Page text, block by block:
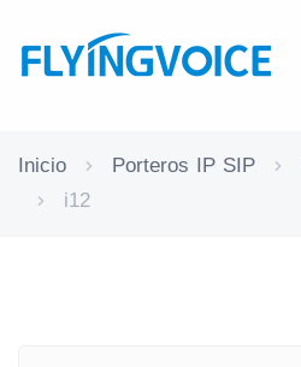
Inicio Porteros IP SIP
i12